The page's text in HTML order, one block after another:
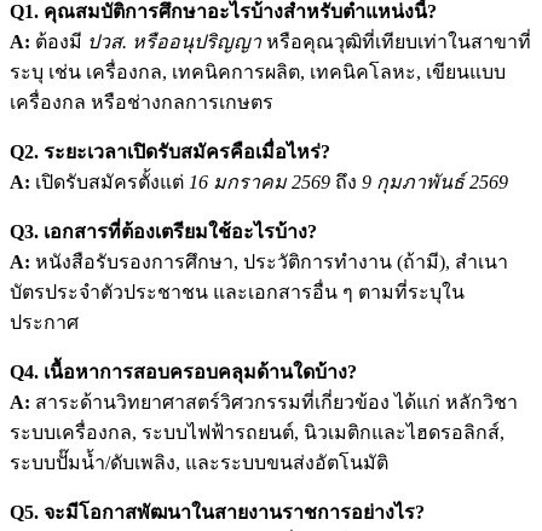
Q1. คุณสมบัติการศึกษาอะไรบ้างสำหรับตำแหน่งนี้?
A: ต้องมี ปวส. หรืออนุปริญญา หรือคุณวุฒิที่เทียบเท่าในสาขาที่
ระบุ เช่น เครื่องกล, เทคนิคการผลิต, เทคนิคโลหะ, เขียนแบบ
เครื่องกล หรือช่างกลการเกษตร
Q2. ระยะเวลาเปิดรับสมัครคือเมื่อไหร่?
A: เปิดรับสมัครตั้งแต่ 16 มกราคม 2569 ถึง 9 กุมภาพันธ์ 2569
Q3. เอกสารที่ต้องเตรียมใช้อะไรบ้าง?
A: หนังสือรับรองการศึกษา, ประวัติการทำงาน (ถ้ามี), สำเนา
บัตรประจำตัวประชาชน และเอกสารอื่น ๆ ตามที่ระบุใน
ประกาศ
Q4. เนื้อหาการสอบครอบคลุมด้านใดบ้าง?
A: สาระด้านวิทยาศาสตร์วิศวกรรมที่เกี่ยวข้อง ได้แก่ หลักวิชา
ระบบเครื่องกล, ระบบไฟฟ้ารถยนต์, นิวเมติกและไฮดรอลิกส์,
ระบบปั๊มน้ำ/ดับเพลิง, และระบบขนส่งอัตโนมัติ
Q5. จะมีโอกาสพัฒนาในสายงานราชการอย่างไร?